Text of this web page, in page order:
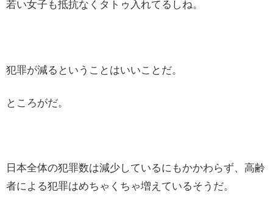
若い女子も抵抗なくタトゥ入れてるしね。
犯罪が減るということはいいことだ。
ところがだ。
日本全体の犯罪数は減少しているにもかかわらず、高齢
者による犯罪はめちゃくちゃ増えているそうだ。